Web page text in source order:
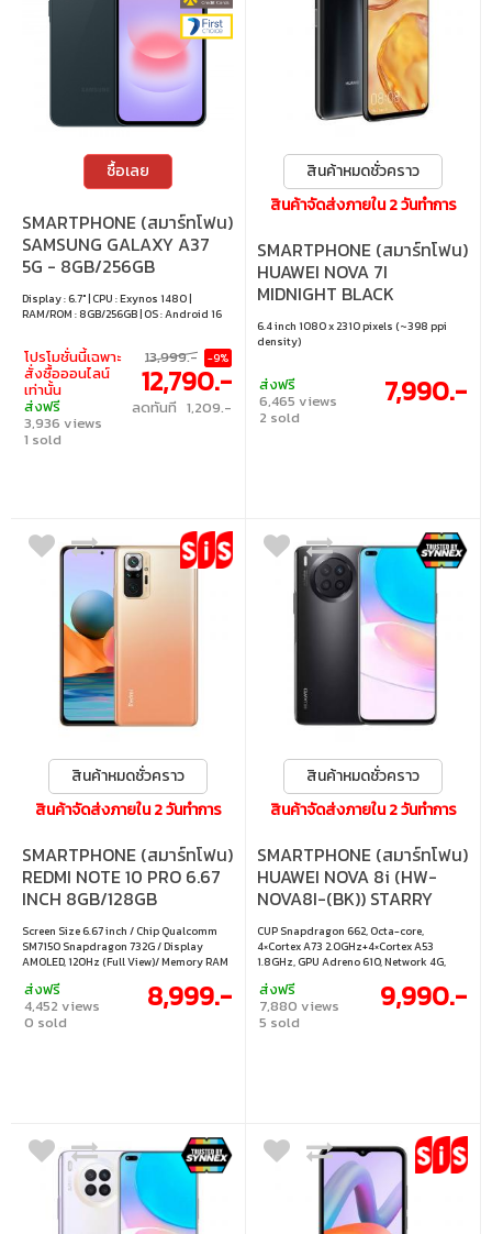
ซื้อเลย
SMARTPHONE (สมาร์ทโฟน)
SAMSUNG GALAXY A37
5G - 8GB/256GB
AWESOME GRAYGREEN
Display : 6.7" | CPU : Exynos 1480 |
RAM/ROM : 8GB/256GB | OS : Android 16
โปรโมชั่นนี้เฉพาะ
สั่งซื้อออนไลน์
เท่านั้น
ส่งฟรี
3,936 views
1 sold
13,999.- -9%
12,790.-
ลดทันที 1,209.-
สินค้าหมดชั่วคราว
สินค้าจัดส่งภายใน 2 วันทำการ
SMARTPHONE (สมาร์ทโฟน)
HUAWEI NOVA 7I
MIDNIGHT BLACK
6.4 inch 1080 x 2310 pixels (~398 ppi
density)
ส่งฟรี
6,465 views
2 sold
7,990.-
สินค้าหมดชั่วคราว
สินค้าจัดส่งภายใน 2 วันทำการ
SMARTPHONE (สมาร์ทโฟน)
REDMI NOTE 10 PRO 6.67
INCH 8GB/128GB
(6934177734922)
GRADIENT BRONZE
Screen Size 6.67 inch / Chip Qualcomm
SM7150 Snapdragon 732G / Display
AMOLED, 120Hz (Full View)/ Memory RAM
Android 11, MIUI 12
ส่งฟรี
4,452 views
0 sold
8,999.-
สินค้าหมดชั่วคราว
สินค้าจัดส่งภายใน 2 วันทำการ
SMARTPHONE (สมาร์ทโฟน)
HUAWEI NOVA 8i (HW-
NOVA8I-(BK)) STARRY
BLACK
CUP Snapdragon 662, Octa-core,
4×Cortex A73 2.0GHz+4×Cortex A53
1.8GHz, GPU Adreno 610, Network 4G,
Quad(64MP+8MP+2MP+2MP), Front 16MP,
ROM128GB Ram8GB, SIM: Dual, USB-C
Port, Battery 4300 mAh, Memory Slot: No,
ส่งฟรี
7,880 views
5 sold
9,990.-